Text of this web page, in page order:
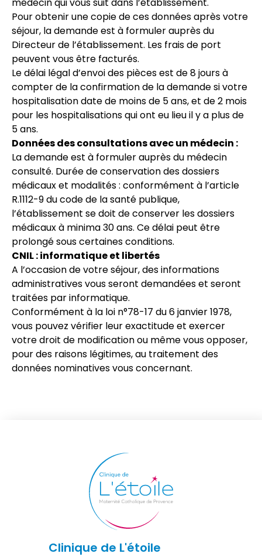
médecin qui vous suit dans l’établissement.
Pour obtenir une copie de ces données après votre
séjour, la demande est à formuler auprès du
Directeur de l’établissement. Les frais de port
peuvent vous être facturés.
Le délai légal d’envoi des pièces est de 8 jours à
compter de la confirmation de la demande si votre
hospitalisation date de moins de 5 ans, et de 2 mois
pour les hospitalisations qui ont eu lieu il y a plus de
5 ans.
Données des consultations avec un médecin :
La demande est à formuler auprès du médecin
consulté. Durée de conservation des dossiers
médicaux et modalités : conformément à l’article
R.1112-9 du code de la santé publique,
l’établissement se doit de conserver les dossiers
médicaux à minima 30 ans. Ce délai peut être
prolongé sous certaines conditions.
CNIL : informatique et libertés
A l’occasion de votre séjour, des informations
administratives vous seront demandées et seront
traitées par informatique.
Conformément à la loi n°78-17 du 6 janvier 1978,
vous pouvez vérifier leur exactitude et exercer
votre droit de modification ou même vous opposer,
pour des raisons légitimes, au traitement des
données nominatives vous concernant.
Clinique de L'étoile